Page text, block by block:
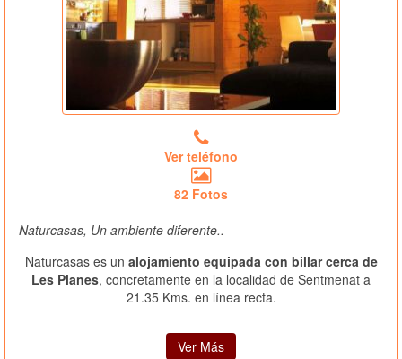
Ver teléfono
82 Fotos
Naturcasas, Un ambiente diferente..
Naturcasas es un alojamiento equipada con billar cerca de
Les Planes, concretamente en la localidad de Sentmenat a
21.35 Kms. en línea recta.
Ver Más